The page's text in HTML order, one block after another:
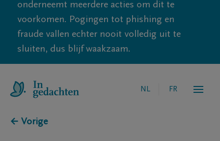
onderneemt meerdere acties om dit te
voorkomen. Pogingen tot phishing en
fraude vallen echter nooit volledig uit te
sluiten, dus blijf waakzaam.
NL FR
← Vorige